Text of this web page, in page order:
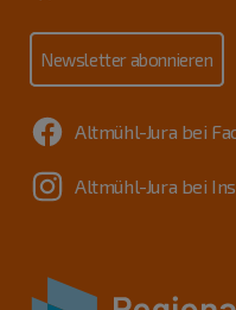
Newsletter abonnieren
Altmühl-Jura bei
Altmühl-Jura bei